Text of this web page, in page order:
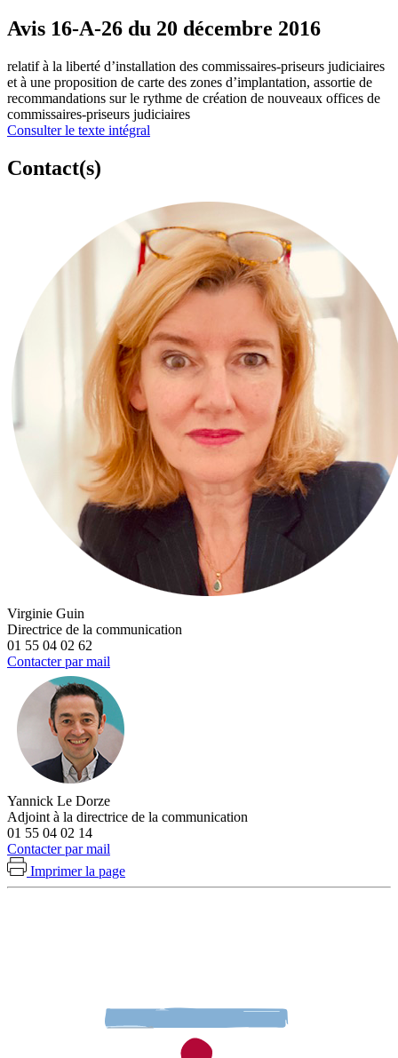
Avis 16-A-26 du 20 décembre 2016
relatif à la liberté d’installation des commissaires-priseurs judiciaires
et à une proposition de carte des zones d’implantation, assortie de
recommandations sur le rythme de création de nouveaux offices de
commissaires-priseurs judiciaires
Consulter le texte intégral
Contact(s)
Virginie Guin
Directrice de la communication
01 55 04 02 62
Contacter par mail
Yannick Le Dorze
Adjoint à la directrice de la communication
01 55 04 02 14
Contacter par mail
Imprimer la page